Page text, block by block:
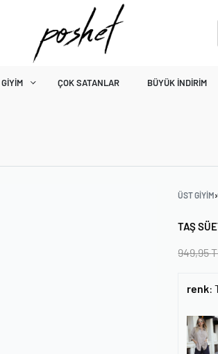
ÇOK SATANLAR BÜYÜK İNDIRIM
ÜST GIYIM›
TAŞ
949,95
renk: